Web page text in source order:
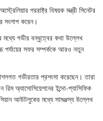
পররাষ্ট্র বিষয়ক মন্ত্রী সিনেটর
সংলাপ করেন।
মধ্যে গভীর বন্ধুত্বের কথা উল্লেখ
পর্যায়ের সফর সম্পর্ককে আরও নতুন
গভীরতার প্রশংসা করেছেন। তারা
রিম অ্যাসোসিয়েশনের ইন্দো-প্যাসিফিক
আউটলুকের মধ্যে সামঞ্জস্য উল্লেখ